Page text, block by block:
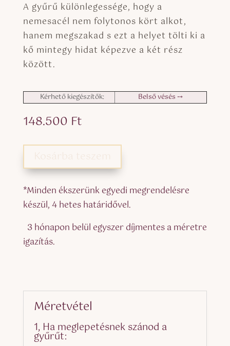
A gyűrű különlegessége, hogy a
nemesacél nem folytonos kört alkot,
hanem megszakad s ezt a helyet tölti ki a
kő mintegy hidat képezve a két rész
között.
Kérhető kiegészítők: Belső vésés ⤍
148.500 Ft
*Minden ékszerünk egyedi megrendelésre
készül, 4 hetes határidővel.
3 hónapon belül egyszer díjmentes a méretre
igazítás.
Méretvétel
1, Ha meglepetésnek szánod a
gyűrűt: